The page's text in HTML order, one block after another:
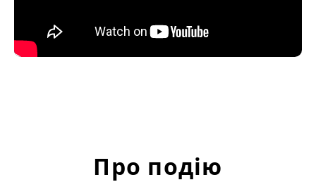
Про подію